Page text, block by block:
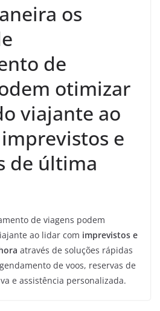
os
de
otimizar
viajante ao
e
de última
de viagens podem
ao lidar com imprevistos e
através de soluções rápidas
de voos, reservas de
e assistência personalizada.